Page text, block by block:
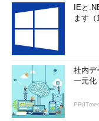
IEと
ます
社内
一元化